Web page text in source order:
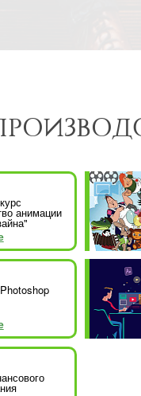
анимации